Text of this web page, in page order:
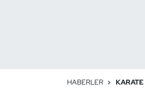
HABERLER KARATE